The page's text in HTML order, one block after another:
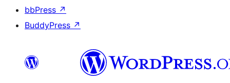
bbPress ↗
BuddyPress ↗